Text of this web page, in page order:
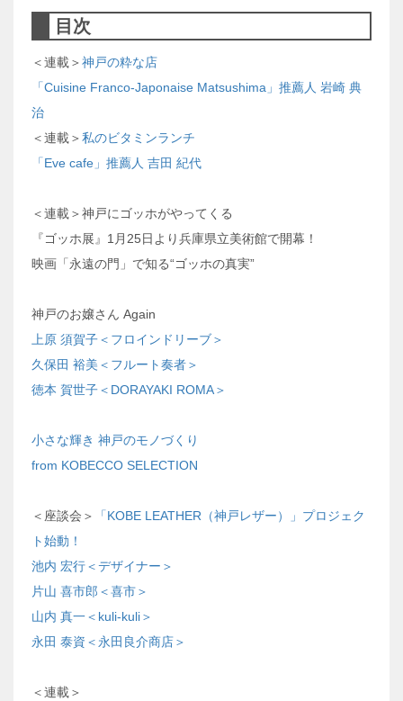
目次
＜連載＞神戸の粋な店
「Cuisine Franco-Japonaise Matsushima」推薦人 岩崎 典
治
＜連載＞私のビタミンランチ
「Eve cafe」推薦人 吉田 紀代
＜連載＞神戸にゴッホがやってくる
『ゴッホ展』1月25日より兵庫県立美術館で開幕！
映画「永遠の門」で知る“ゴッホの真実”
神戸のお嬢さん Again
上原 須賀子＜フロインドリーブ＞
久保田 裕美＜フルート奏者＞
徳本 賀世子＜DORAYAKI ROMA＞
小さな輝き 神戸のモノづくり
from KOBECCO SELECTION
＜座談会＞
「KOBE LEATHER（神戸レザー）」プロジェク
ト始動！
池内 宏行＜デザイナー＞
片山 喜市郎＜喜市＞
山内 真一＜kuli-kuli＞
永田 泰資＜永田良介商店＞
＜連載＞